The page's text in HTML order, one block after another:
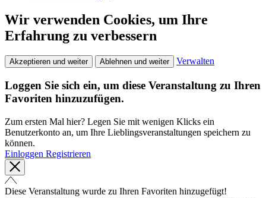
Wir verwenden Cookies, um Ihre
Erfahrung zu verbessern
Akzeptieren und weiter Ablehnen und weiter Verwalten
Loggen Sie sich ein, um diese Veranstaltung zu Ihren
Favoriten hinzuzufügen.
Zum ersten Mal hier? Legen Sie mit wenigen Klicks ein
Benutzerkonto an, um Ihre Lieblingsveranstaltungen speichern zu
können.
Einloggen Registrieren
Diese Veranstaltung wurde zu Ihren Favoriten hinzugefügt!